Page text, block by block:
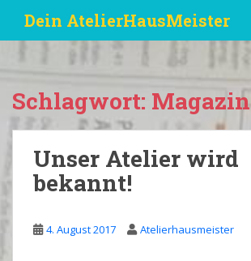
i
Dein AtelierHausMeister
Schlagwort: Magazin
Unser Atelier wird
bekannt!
4. August 2017 Atelierhausmeister